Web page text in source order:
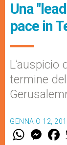
Una
pace in
L’auspicio
termine
GENNAIO 12,
W M
e
F
a